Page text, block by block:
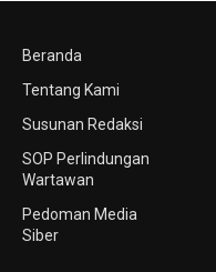
Beranda
Tentang Kami
Susunan Redaksi
SOP Perlindungan
Wartawan
Pedoman Media
Siber